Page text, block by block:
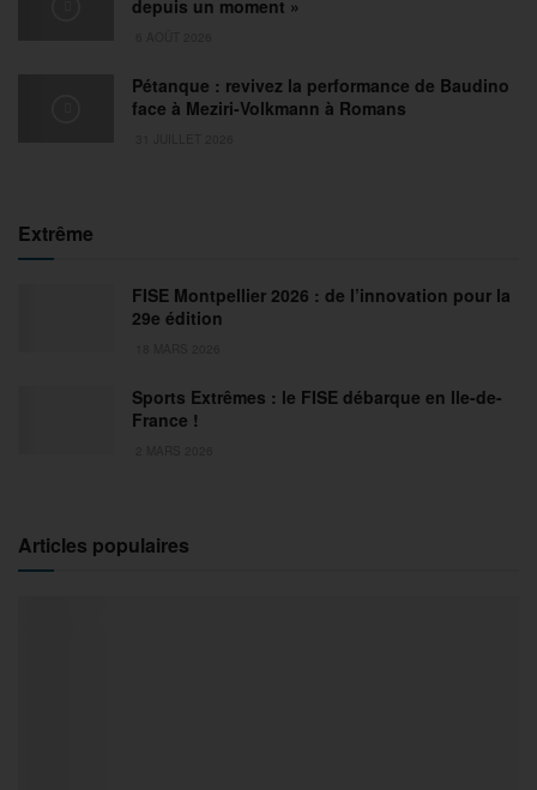
depuis un moment »
Pétanque : revivez la performance de Baudino
face à Meziri-Volkmann à Romans
Extrême
FISE Montpellier 2026 : de l’innovation pour la
29e édition
Sports Extrêmes : le FISE débarque en Ile-de-
France !
Articles populaires